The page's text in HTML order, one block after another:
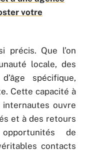
votre
précis. Que l’on
locale, des
spécifique,
Cette capacité à
ouvre
et à des retours
de
contacts